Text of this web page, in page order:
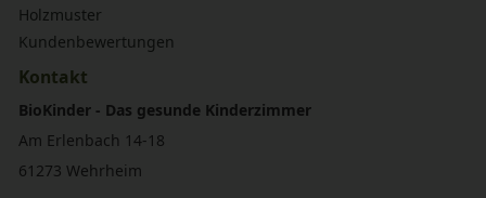
Holzmuster
Kundenbewertungen
Kontakt
BioKinder - Das gesunde Kinderzimmer
Am Erlenbach 14-18
61273 Wehrheim